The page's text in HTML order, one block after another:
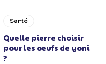
Santé
Quelle pierre choisir
pour les oeufs de yoni
?